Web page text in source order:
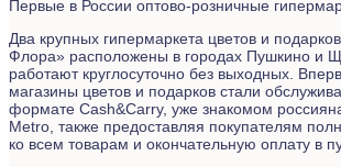
Первые в России оптово-розничные
Два крупных гипермаркета цветов и
Флора» расположены в городах Пушкино и
работают круглосуточно без выходных.
магазины цветов и подарков стали
формате Cash&Carry, уже знакомом
Metro, также предоставляя покупателям
ко всем товарам и окончательную оплату в